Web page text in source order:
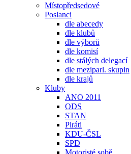
Místopředsedové
Poslanci
dle abecedy
dle klubů
dle výborů
dle komisí
dle stálých delegací
dle meziparl. skupin
dle krajů
Kluby
ANO 2011
ODS
STAN
Piráti
KDU-ČSL
SPD
Motoristé sobě